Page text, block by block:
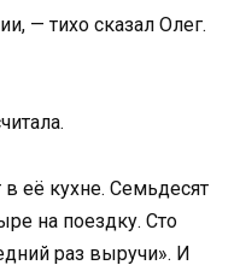
— тихо сказал Олег.
её кухне. Семьдесят
на поездку. Сто
раз выручи». И